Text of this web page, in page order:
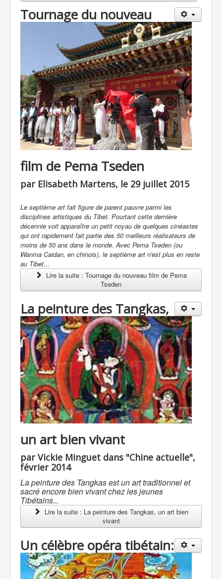
Tournage du nouveau
film de Pema Tseden
par Elisabeth Martens, le 29 juillet 2015
Le septième art fait figure de parent pauvre parmi les
disciplines artistiques du Tibet. Pourtant cette dernière
décennie voit apparaître un petit noyau de quelques cinéastes
qui ont rapidement fait partie des 50 meilleurs réalisateurs de
moins de 50 ans dans le monde. Avec Pema Tseden (ou
Wanma Caidan, en chinois), le septième art n'est plus en reste
au Tibet...
Lire la suite : Tournage du nouveau film de Pema
Tseden
La peinture des Tangkas,
un art bien vivant
par Vickie Minguet dans "Chine actuelle",
février 2014
La peinture des Tangkas est un art traditionnel et
sacré encore bien vivant chez les jeunes
Tibétains...
Lire la suite : La peinture des Tangkas, un art bien
vivant
Un célèbre opéra tibétain: